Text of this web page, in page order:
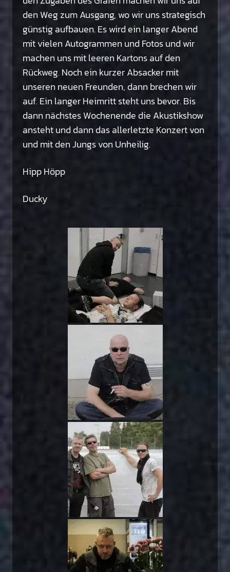
den Weg zum Ausgang, wo wir uns strategisch
günstig aufbauen. Es wird ein langer Abend
mit vielen Autogrammen und Fotos und wir
machen uns mit leeren Kartons auf den
Rückweg. Noch ein kurzer Absacker mit
unseren neuen Freunden, dann brechen wir
auf. Ein langer Heimritt steht uns bevor. Bis
dann nächstes Wochenende die Akustikshow
ansteht und dann das allerletzte Konzert von
und mit den Jungs von Unheilig.
Hipp Höpp
Ducky